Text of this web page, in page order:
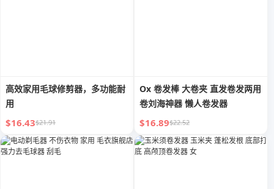
高效家用毛球修剪器，多功能耐
用
$16.43$21.91
Ox 卷发棒 大卷夹 直发卷发两用
卷刘海神器 懒人卷发器
$16.89$22.52